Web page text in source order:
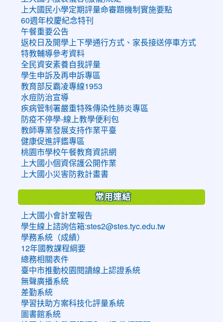
上大國民小學定期評量命審題機制實施要點
60週年校慶紀念特刊
午餐重要公告
返校日及開學上下學通行方式、家長接送停車方式
特教輔導參考資料
全民資安素養自我評量
學生申訴及再申訴專區
教育部反霸凌專線1953
水痘防治宣導
疾病管制署嚴重特殊傳染性肺炎專區
防疫不停學-線上教學便利包
教師專業發展支持作業平臺
健康促進評鑑專區
桃園市學校午餐教育資訊網
上大國小個資保護公開作業
上大國小災害防救計畫書
常用連結
上大國小會計室報告
學生線上諮詢信箱:stes2@stes.tyc.edu.tw
學務系統（成績）
12年國教課程綱要
總務相關表件
臺中市推動校園閱讀線上認證系統
無聲廣播系統
差勤系統
學習扶助方案科技化評量系統
圖書館系統